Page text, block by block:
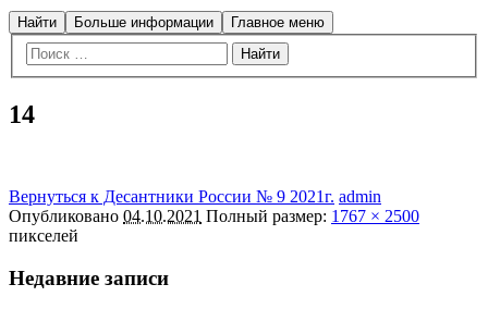
Найти Больше информации Главное меню
14
Вернуться к Десантники России № 9 2021г. admin
Опубликовано 04.10.2021 Полный размер: 1767 × 2500
пикселей
Недавние записи